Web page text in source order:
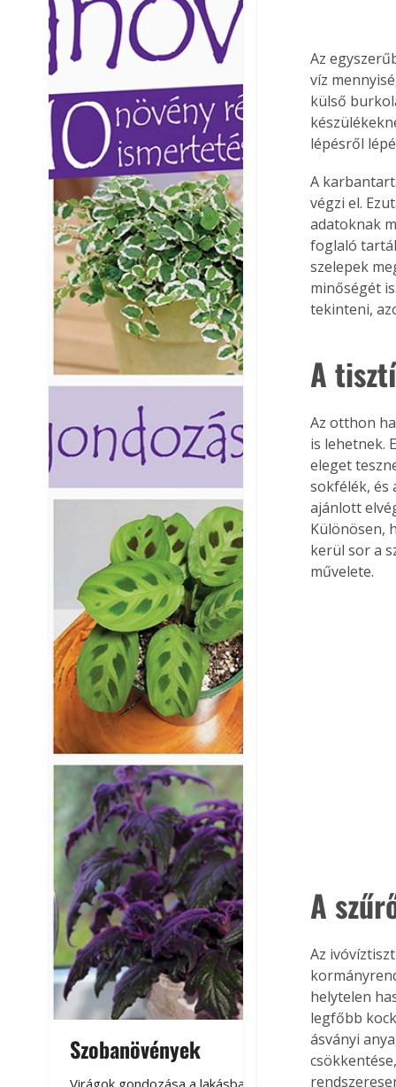
Szobanövények
Virágoskert:
teraszon,
Az
víz
külső
lépésről
A
végzi el.
adatoknak
foglaló
szelepek
minőségét
tekinteni,
A
Az otthon
is lehetnek.
eleget
sokfélék, és
ajánlott
Különösen,
kerül sor a
művelete.
A
Az
helytelen
legfőbb
ásványi